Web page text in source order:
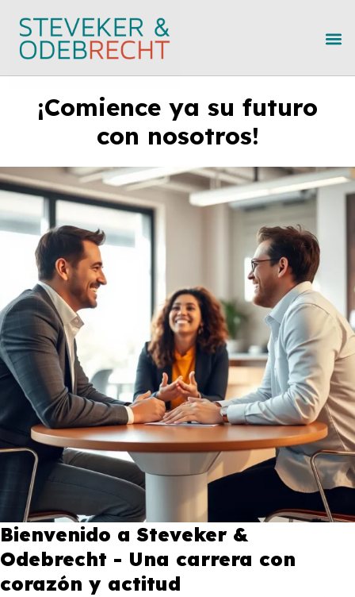
¡Comience ya su futuro
con nosotros!
Bienvenido a Steveker &
Odebrecht - Una carrera con
corazón y actitud